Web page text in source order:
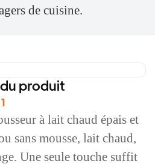
de cuisine.
produit
à lait chaud épais et
sans mousse, lait chaud,
Une seule touche suffit